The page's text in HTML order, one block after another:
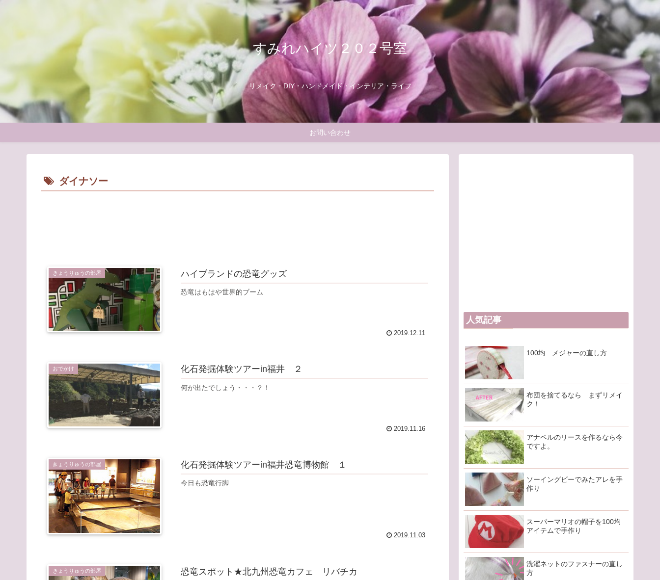
すみれハイツ２０２号室
リメイク・DIY・ハンドメイド・インテリア・ライフ
お問い合わせ
ダイナソー
きょうりゅうの部屋 ハイブランドの恐竜グッズ
恐竜はもはや世界的ブーム
2019.12.11
おでかけ 化石発掘体験ツアーin福井 ２
何が出たでしょう・・・？！
2019.11.16
きょうりゅうの部屋 化石発掘体験ツアーin福井恐竜博物館 １
今日も恐竜行脚
2019.11.03
きょうりゅうの部屋 恐竜スポット★北九州恐竜カフェ リバチカ
人気記事
100均 メジャーの直し方
布団を捨てるなら まずリメイ
ク！
アナベルのリースを作るなら今
ですよ。
ソーイングビーでみたアレを手
作り
スーパーマリオの帽子を100均
アイテムで手作り
洗濯ネットのファスナーの直し
方